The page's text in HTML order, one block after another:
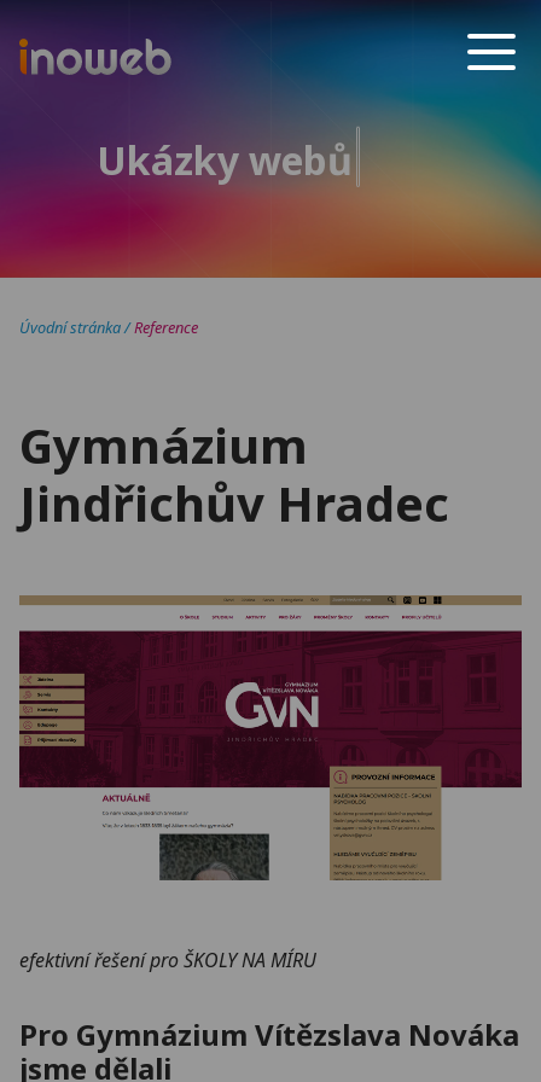
Ukázky webů
Úvodní stránka/Reference
Gymnázium
Jindřichův Hradec
efektivní řešení pro ŠKOLY NA MÍRU
Pro Gymnázium Vítězslava Nováka
jsme dělali